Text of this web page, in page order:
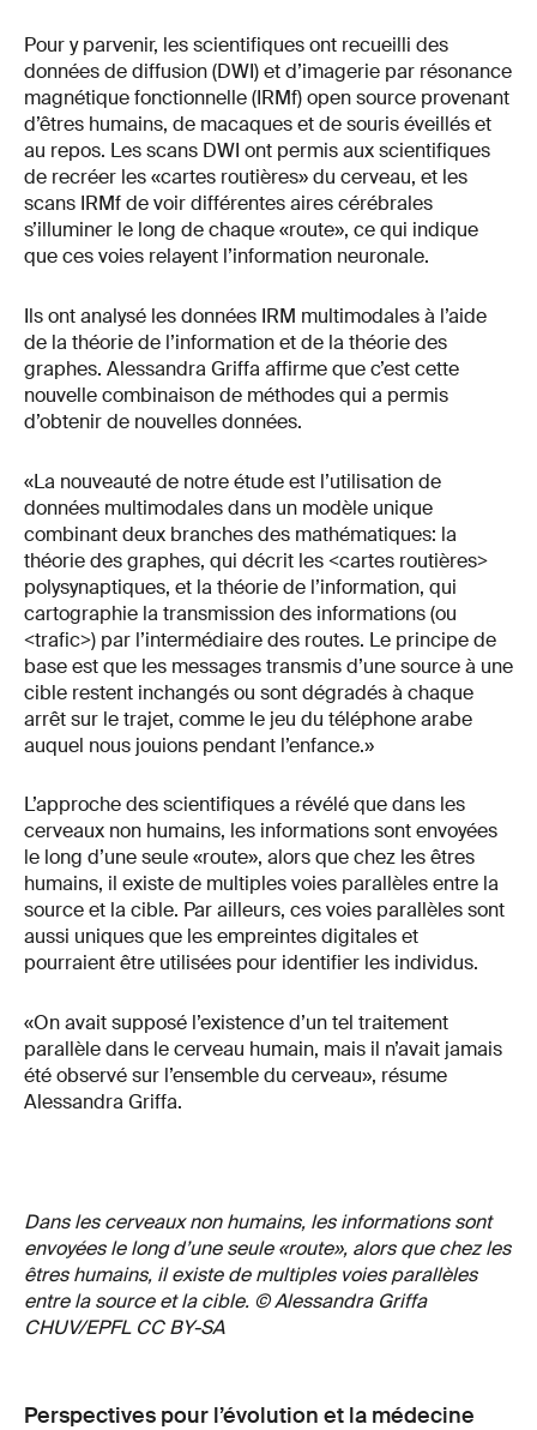
Pour y parvenir, les scientifiques ont recueilli des
données de diffusion (DWI) et d’imagerie par résonance
magnétique fonctionnelle (IRMf) open source provenant
d’êtres humains, de macaques et de souris éveillés et
au repos. Les scans DWI ont permis aux scientifiques
de recréer les «cartes routières» du cerveau, et les
scans IRMf de voir différentes aires cérébrales
s’illuminer le long de chaque «route», ce qui indique
que ces voies relayent l’information neuronale.
Ils ont analysé les données IRM multimodales à l’aide
de la théorie de l’information et de la théorie des
graphes. Alessandra Griffa affirme que c’est cette
nouvelle combinaison de méthodes qui a permis
d’obtenir de nouvelles données.
«La nouveauté de notre étude est l’utilisation de
données multimodales dans un modèle unique
combinant deux branches des mathématiques: la
théorie des graphes, qui décrit les <cartes routières>
polysynaptiques, et la théorie de l’information, qui
cartographie la transmission des informations (ou
<trafic>) par l’intermédiaire des routes. Le principe de
base est que les messages transmis d’une source à une
cible restent inchangés ou sont dégradés à chaque
arrêt sur le trajet, comme le jeu du téléphone arabe
auquel nous jouions pendant l’enfance.»
L’approche des scientifiques a révélé que dans les
cerveaux non humains, les informations sont envoyées
le long d’une seule «route», alors que chez les êtres
humains, il existe de multiples voies parallèles entre la
source et la cible. Par ailleurs, ces voies parallèles sont
aussi uniques que les empreintes digitales et
pourraient être utilisées pour identifier les individus.
«On avait supposé l’existence d’un tel traitement
parallèle dans le cerveau humain, mais il n’avait jamais
été observé sur l’ensemble du cerveau», résume
Alessandra Griffa.
Dans les cerveaux non humains, les informations sont
envoyées le long d’une seule «route», alors que chez les
êtres humains, il existe de multiples voies parallèles
entre la source et la cible. © Alessandra Griffa
CHUV/EPFL CC BY-SA
Perspectives pour l’évolution et la médecine